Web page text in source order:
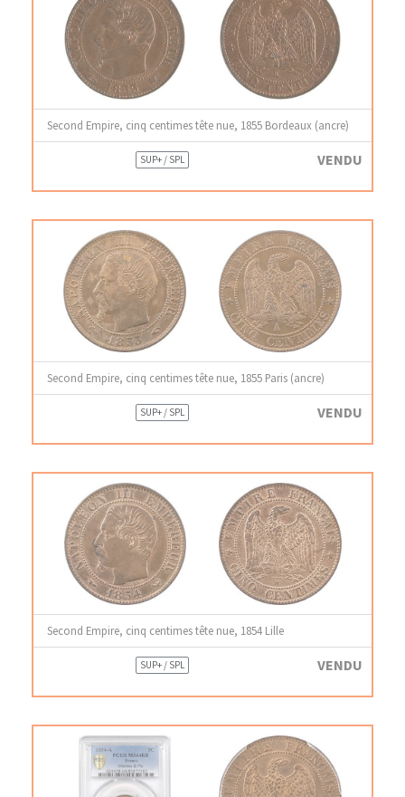
Second Empire, cinq centimes tête nue, 1855 Bordeaux (ancre)
SUP+ / SPL VENDU
Second Empire, cinq centimes tête nue, 1855 Paris (ancre)
SUP+ / SPL VENDU
Second Empire, cinq centimes tête nue, 1854 Lille
SUP+ / SPL VENDU